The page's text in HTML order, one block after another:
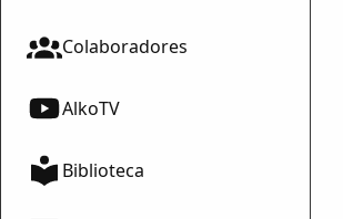
Colaboradores
AlkoTV
Biblioteca